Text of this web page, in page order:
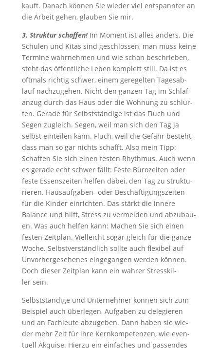
kauft. Danach kön­nen Sie wie­der viel ent­spann­ter an
die Arbeit gehen, glau­ben Sie mir.
3. Struk­tur schaf­fen! Im Moment ist alles anders. Die
Schu­len und Kitas sind geschlos­sen, man muss kei­ne
Ter­mi­ne wahr­neh­men und wie schon beschrie­ben,
steht das öffent­li­che Leben kom­plett still. Da ist es
oft­mals rich­tig schwer, einem gere­gel­ten Tages­ab­
lauf nach­zu­ge­hen. Nicht den gan­zen Tag im Schlaf­
an­zug durch das Haus oder die Woh­nung zu schlur­
fen. Gera­de für Selbst­stän­di­ge ist das Fluch und
Segen zugleich. Segen, weil man sich den Tag ja
selbst ein­tei­len kann. Fluch, weil die Gefahr besteht,
dass man so gar nichts schafft. Also mein Tipp:
Schaf­fen Sie sich einen fes­ten Rhyth­mus. Auch wenn
es gera­de echt schwer fällt: Fes­te Büro­zei­ten oder
fes­te Essens­zei­ten hel­fen dabei, den Tag zu struk­tu­
rie­ren. Haus­auf­ga­ben- oder Beschäf­ti­gungs­zei­ten
für die Kin­der ein­rich­ten. Das stärkt die inne­re
Balan­ce und hilft, Stress zu ver­mei­den und abzu­bau­
en. Was auch hel­fen kann: Machen Sie sich einen
fes­ten Zeit­plan. Viel­leicht sogar gleich für die gan­ze
Woche. Selbst­ver­ständ­lich soll­te auch fle­xi­bel auf
Unvor­her­ge­se­he­nes ein­ge­gan­gen wer­den kön­nen.
Doch die­ser Zeit­plan kann ein wah­rer Stress­kil­
ler sein.
Selbst­stän­di­ge und Unter­neh­mer kön­nen sich zum
Bei­spiel auch über­le­gen, Auf­ga­ben zu dele­gie­ren
und an Fach­leu­te abzu­ge­ben. Dann haben sie wie­
der mehr Zeit für ihre Kern­kom­pe­ten­zen, wie even­
tu­ell Akqui­se. Hier­zu ein ein­fa­ches und pas­sen­des